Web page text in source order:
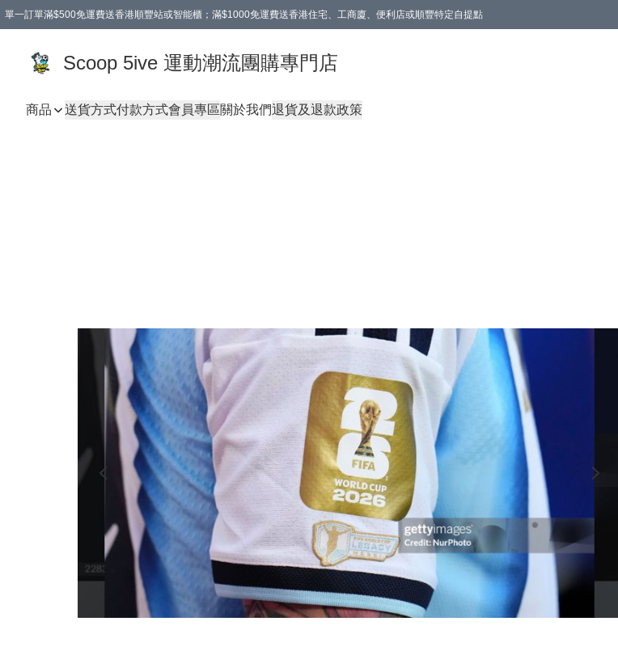
單一訂單滿$500免運費送香港順豐站或智能櫃；滿$1000免運費送香港住宅、工商廈、便利店或順豐特定自提點
Scoop 5ive 運動潮流團購專門店
商品 送貨方式付款方式會員專區關於我們退貨及退款政策